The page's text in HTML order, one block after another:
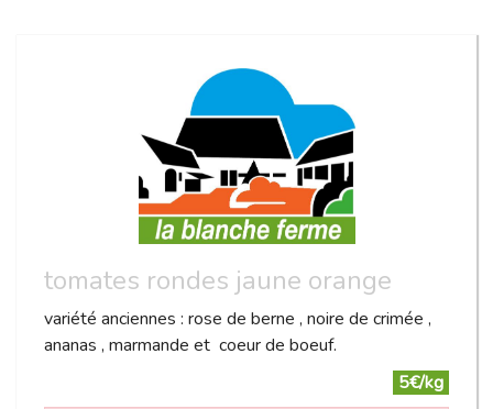
tomates rondes jaune orange
variété anciennes : rose de berne , noire de crimée ,
ananas , marmande et coeur de boeuf.
5€/kg